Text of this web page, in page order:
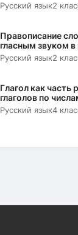
Русский язык2
Правописание
гласным звуком в
Русский язык2
Глагол как часть
глаголов по
Русский язык4